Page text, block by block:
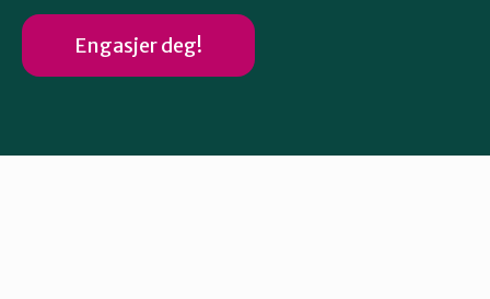
Engasjer deg!